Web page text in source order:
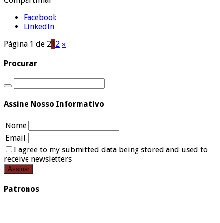
Facebook
LinkedIn
Página 1 de 21 2 »
Procurar
Assine Nosso Informativo
Nome
Email
I agree to my submitted data being stored and used to
receive newsletters
Patronos